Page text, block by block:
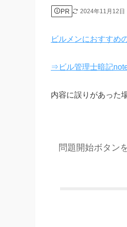
PR 2024年11月12日
ビルメンにおすすめ
⇒ビル管理士暗記
内容に誤りがあった
問題開始ボタン